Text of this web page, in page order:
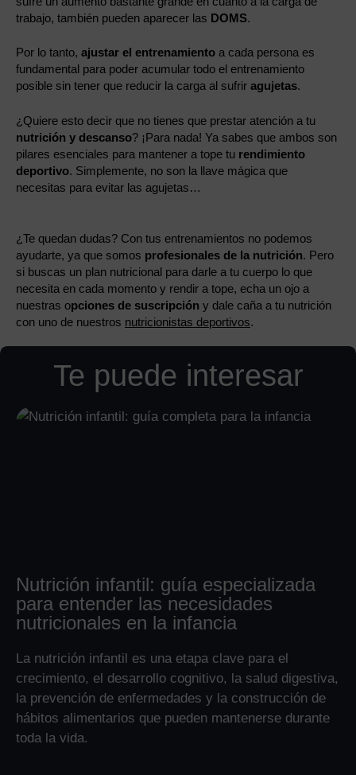
trabajo, también pueden aparecer las DOMS.
Por lo tanto, ajustar el entrenamiento a cada persona es
fundamental para poder acumular todo el entrenamiento
posible sin tener que reducir la carga al sufrir agujetas.
¿Quiere esto decir que no tienes que prestar atención a tu
nutrición y descanso? ¡Para nada! Ya sabes que ambos son
pilares esenciales para mantener a tope tu rendimiento
deportivo. Simplemente, no son la llave mágica que
necesitas para evitar las agujetas…
¿Te quedan dudas? Con tus entrenamientos no podemos
ayudarte, ya que somos profesionales de la nutrición. Pero
si buscas un plan nutricional para darle a tu cuerpo lo que
necesita en cada momento y rendir a tope, echa un ojo a
nuestras opciones de suscripción y dale caña a tu nutrición
con uno de nuestros nutricionistas deportivos.
Te puede interesar
Nutrición infantil: guía especializada
para entender las necesidades
nutricionales en la infancia
La nutrición infantil es una etapa clave para el
crecimiento, el desarrollo cognitivo, la salud digestiva,
la prevención de enfermedades y la construcción de
hábitos alimentarios que pueden mantenerse durante
toda la vida.